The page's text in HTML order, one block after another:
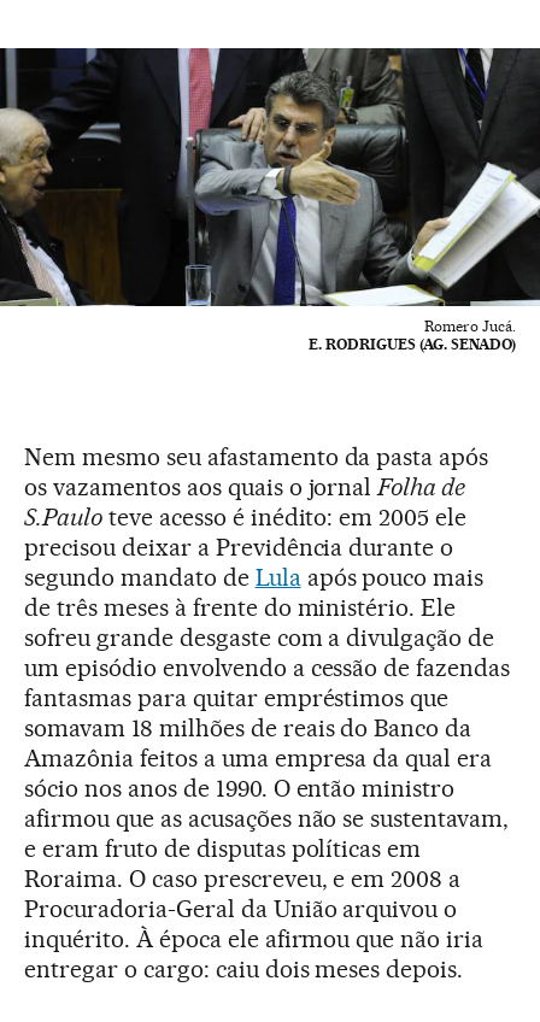
Romero Jucá.
E. RODRIGUES (AG. SENADO)
Nem mesmo seu afastamento da pasta após
os vazamentos aos quais o jornalFolha de
S.Pauloteve acesso é inédito: em 2005 ele
precisou deixar a Previdência durante o
segundo mandato de Lulaapós pouco mais
de três meses à frente do ministério. Ele
sofreu grande desgaste com a divulgação de
um episódio envolvendo a cessão de fazendas
fantasmas para quitar empréstimos que
somavam 18 milhões de reais do Banco da
Amazônia feitos a uma empresa da qual era
sócio nos anos de 1990. O então ministro
afirmou que as acusações não se sustentavam,
e eram fruto de disputas políticas em
Roraima. O caso prescreveu, e em 2008 a
Procuradoria-Geral da União arquivou o
inquérito. À época ele afirmou que não iria
entregar o cargo: caiu dois meses depois.